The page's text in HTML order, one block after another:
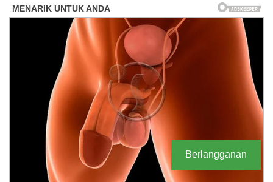
Berlangganan